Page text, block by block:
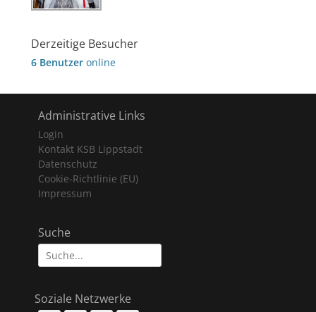
Derzeitige Besucher
6 Benutzer online
Administrative Links
Login
Kontakt KSB Lippstadt
Datenschutz
Cookie-Richtlinie (EU)
Impressum
Suche
Suche
nach:
Soziale Netzwerke